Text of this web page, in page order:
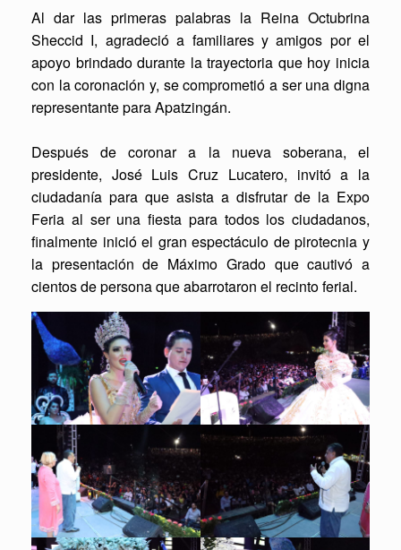
Al dar las primeras palabras la Reina Octubrina
Sheccid I, agradeció a familiares y amigos por el
apoyo brindado durante la trayectoria que hoy inicia
con la coronación y, se comprometió a ser una digna
representante para Apatzingán.
Después de coronar a la nueva soberana, el
presidente, José Luis Cruz Lucatero, invitó a la
ciudadanía para que asista a disfrutar de la Expo
Feria al ser una fiesta para todos los ciudadanos,
finalmente inició el gran espectáculo de pirotecnia y
la presentación de Máximo Grado que cautivó a
cientos de persona que abarrotaron el recinto ferial.